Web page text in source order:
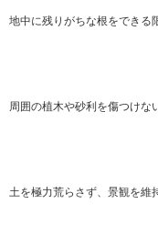
地中に残りがちな根をできる
周囲の植木や砂利を傷つけな
土を極力荒らさず、景観を維